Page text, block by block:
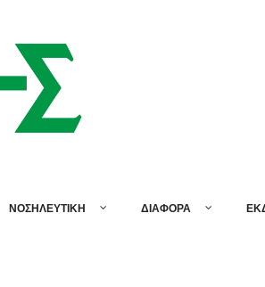
ΝΟΣΗΛΕΥΤΙΚΗ ΔΙΑΦΟΡΑ